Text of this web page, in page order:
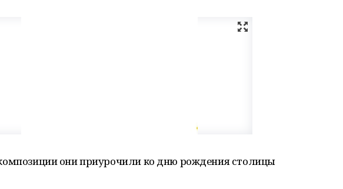
они приурочили ко дню рождения столицы